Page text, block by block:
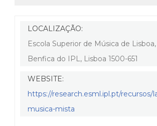
LOCALIZAÇÃO:
Escola Superior de Música de
Benfica do IPL, Lisboa 1500-651
WEBSITE:
https://research.esml.ipl.pt/recursos/
musica-mista